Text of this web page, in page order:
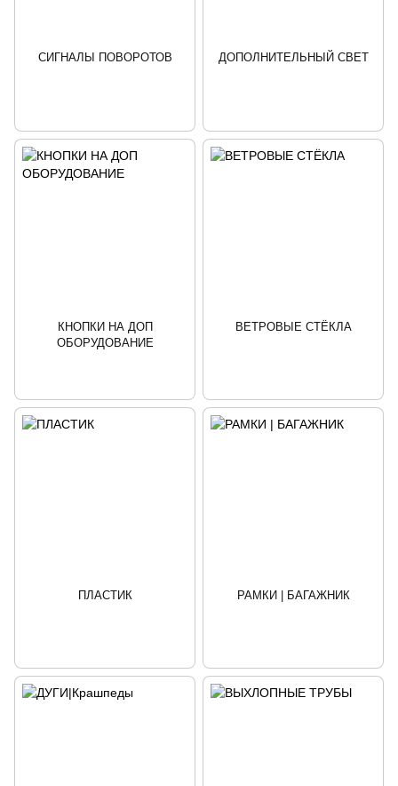
СИГНАЛЫ ПОВОРОТОВ ДОПОЛНИТЕЛЬНЫЙ СВЕТ
КНОПКИ НА ДОП
ОБОРУДОВАНИЕ
ВЕТРОВЫЕ СТЁКЛА
ПЛАСТИК РАМКИ | БАГАЖНИК